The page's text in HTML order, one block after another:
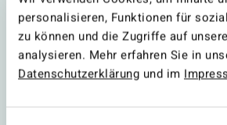
personalisieren, Funktionen für
zu können und die Zugriffe auf
analysieren. Mehr erfahren Sie in
Datenschutzerklärung und im
Mini-Hörgeräte